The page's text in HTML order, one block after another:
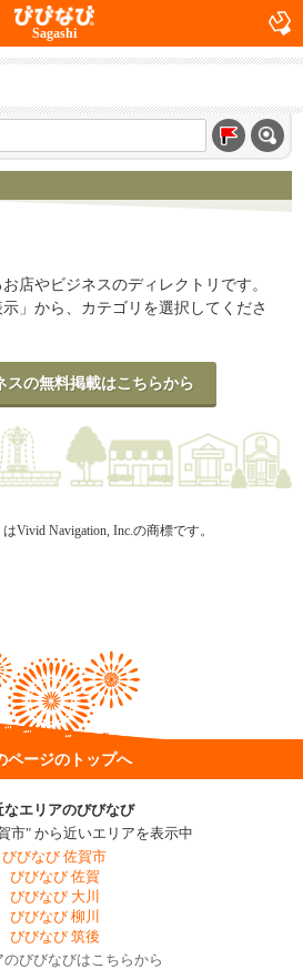
Sagashi
店やビジネスのディレクトリです。
」から、カテゴリを選択してくださ
スの無料掲載はこちらから
Vivid Navigation, Inc.の商標です。
ページのトップへ
なエリアのびびなび
市" から近いエリアを表示中
びびなび 佐賀市
びびなび 佐賀
びびなび 大川
びびなび 柳川
びびなび 筑後
のびびなびはこちらから